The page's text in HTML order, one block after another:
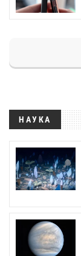
НАУКА